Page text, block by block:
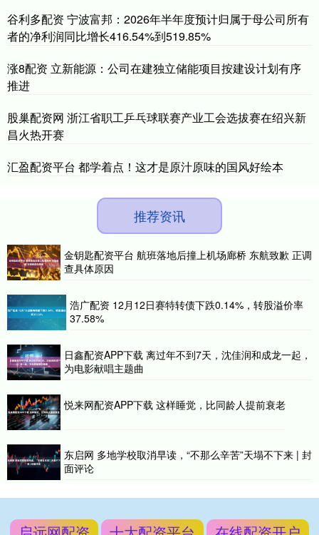
谷利多配资 宁波富邦：2026年半年度预计归属于母公司所有
者的净利润同比增长416.54%到519.85%
涨8配资 立新能源：公司在建独立储能项目按建设计划有序
推进
股巢配资网 浙江省职工乒乓球联赛产业工会选拔赛在绍兴新
昌火热开赛
汇盈配资平台 都学着点！这才是原汁原味的国风好绘本
推荐资讯
金钥匙配资平台 航班落地后撞上机场廊桥 东航致歉 正调
查具体原因
浩广配资 12月12日赛特转债下跌0.14%，转股溢价率
37.58%
日鑫配资APP下载 离过年不到7天，沈佳润和成龙一起，
为电影献唱主题曲
悦来网配资APP下载 这样睡觉，比同龄人提前衰老
东启网 多地学校取消早读，“不那么辛苦”天塌不下来 | 封
面评论